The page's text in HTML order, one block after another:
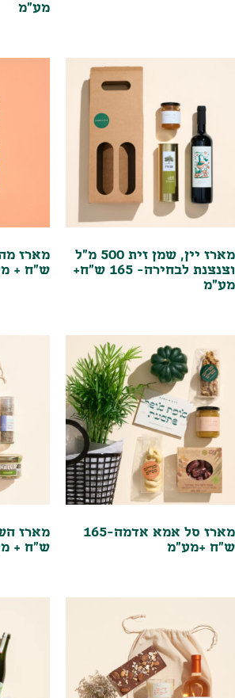
מע"מ
מארז יין, שמן זית 500 מ"ל
וצנצנת לבחירה- 165 ש"ח+
מע"מ
ש"ח +
מארז סל אמא אדמה-165
ש"ח +מע"מ
ש"ח +